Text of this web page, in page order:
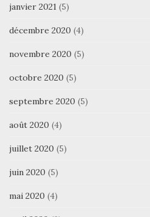
janvier 2021 (5)
décembre 2020 (4)
novembre 2020 (5)
octobre 2020 (5)
septembre 2020 (5)
août 2020 (4)
juillet 2020 (5)
juin 2020 (5)
mai 2020 (4)